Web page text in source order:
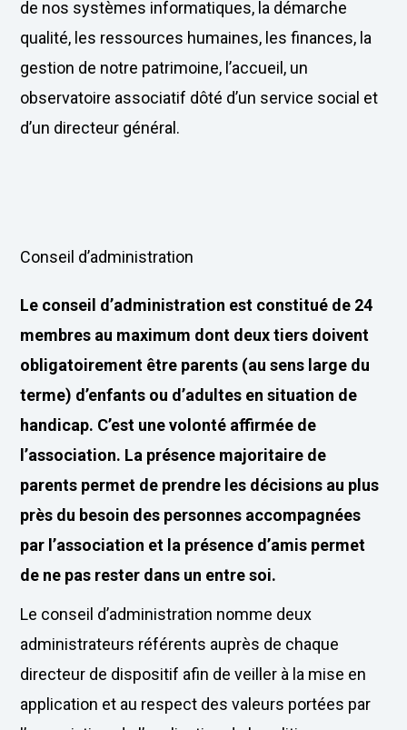
de nos systèmes informatiques, la démarche
qualité, les ressources humaines, les finances, la
gestion de notre patrimoine, l’accueil, un
observatoire associatif dôté d’un service social et
d’un directeur général.
Conseil d’administration
Le conseil d’administration est constitué de 24
membres au maximum dont deux tiers doivent
obligatoirement être parents (au sens large du
terme) d’enfants ou d’adultes en situation de
handicap. C’est une volonté affirmée de
l’association. La présence majoritaire de
parents permet de prendre les décisions au plus
près du besoin des personnes accompagnées
par l’association et la présence d’amis permet
de ne pas rester dans un entre soi.
Le conseil d’administration nomme deux
administrateurs référents auprès de chaque
directeur de dispositif afin de veiller à la mise en
application et au respect des valeurs portées par